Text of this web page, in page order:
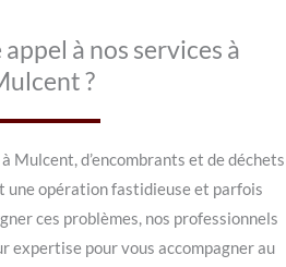
à nos services à
?
Mulcent, d’encombrants et de déchets
une opération fastidieuse et parfois
ces problèmes, nos professionnels
expertise pour vous accompagner au